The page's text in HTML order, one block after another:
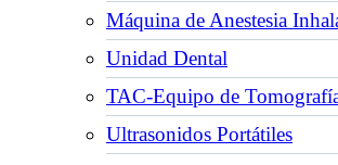
Máquina de Anestesia
Unidad Dental
TAC-Equipo de
Ultrasonidos Portátiles